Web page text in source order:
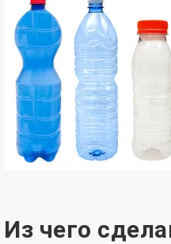
Из чего